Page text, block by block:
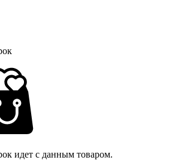
идет с данным товаром.